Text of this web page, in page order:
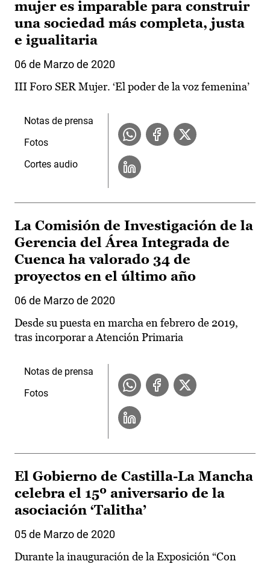
mujer es imparable para construir
una sociedad más completa, justa
e igualitaria
06 de Marzo de 2020
III Foro SER Mujer. ‘El poder de la voz femenina’
Notas de prensa
Fotos
Cortes audio
La Comisión de Investigación de la
Gerencia del Área Integrada de
Cuenca ha valorado 34 de
proyectos en el último año
06 de Marzo de 2020
Desde su puesta en marcha en febrero de 2019,
tras incorporar a Atención Primaria
Notas de prensa
Fotos
El Gobierno de Castilla-La Mancha
celebra el 15º aniversario de la
asociación ‘Talitha’
05 de Marzo de 2020
Durante la inauguración de la Exposición “Con